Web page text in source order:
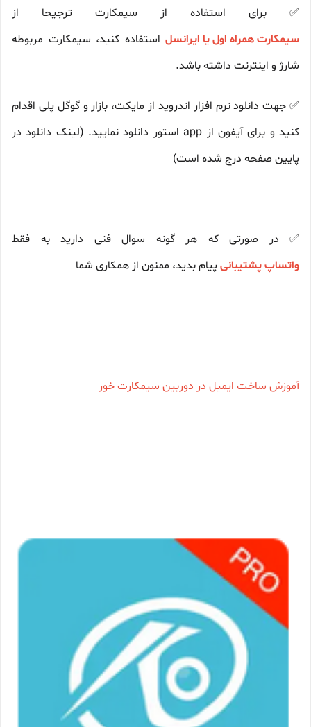
✅ برای استفاده از سیمکارت ترجیحا از
سیمکارت همراه اول یا ایرانسل استفاده کنید، سیمکارت مربوطه
شارژ و اینترنت داشته باشد.
✅ جهت دانلود نرم افزار اندروید از مایکت، بازار و گوگل پلی اقدام
کنید و برای آیفون از app استور دانلود نمایید. (لینک دانلود در
پایین صفحه درج شده است)
✅ در صورتی که هر گونه سوال فنی دارید به فقط
واتساپ پشتیبانیپیام بدید، ممنون از همکاری شما
آموزش ساخت ایمیل در دوربین سیمکارت خور